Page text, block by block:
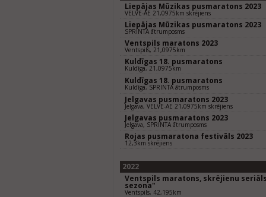
Liepājas Mūzikas pusmaratons 2023
VELVE-AE 21,0975km skrējiens
Liepājas Mūzikas pusmaratons 2023
SPRINTA ātrumposms
Ventspils maratons 2023
Ventspils, 21,0975km
Kuldīgas 18. pusmaratons
Kuldīga, 21,0975km
Kuldīgas 18. pusmaratons
Kuldīga, SPRINTA ātrumposms
Jelgavas pusmaratons 2023
Jelgava, VELVE-AE 21,0975km skrējiens
Jelgavas pusmaratons 2023
Jelgava, SPRINTA ātrumposms
Rojas pusmaratona festivāls 2023
12,3km skrējiens
2022
Ventspils maratons, skrējienu
sezona"
Ventspils, 42,195km